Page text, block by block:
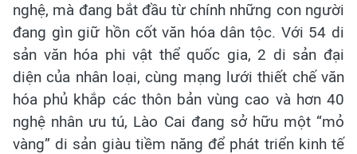
nghệ, mà đang bắt đầu từ chính những con người
đang gìn giữ hồn cốt văn hóa dân tộc. Với 54 di
sản văn hóa phi vật thể quốc gia, 2 di sản đại
diện của nhân loại, cùng mạng lưới thiết chế văn
hóa phủ khắp các thôn bản vùng cao và hơn 40
nghệ nhân ưu tú, Lào Cai đang sở hữu một “mỏ
vàng” di sản giàu tiềm năng để phát triển kinh tế